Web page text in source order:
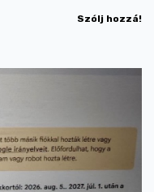
Szólj hozzá!